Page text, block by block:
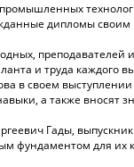
дипломы
и труда каждого
в своем
а также
Гады,
фундаментом для их